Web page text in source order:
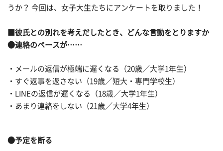
うか？ 今回は、女子大生たちにアンケートを取りました！
■彼氏との別れを考えだしたとき、どんな言動をとりますか
●連絡のペースが……
・メールの返信が極端に遅くなる（20歳／大学1年生）
・すぐ返事を返さない（19歳／短大・専門学校生）
・LINEの返信が遅くなる（18歳／大学1年生）
・あまり連絡をしない（21歳／大学4年生）
●予定を断る